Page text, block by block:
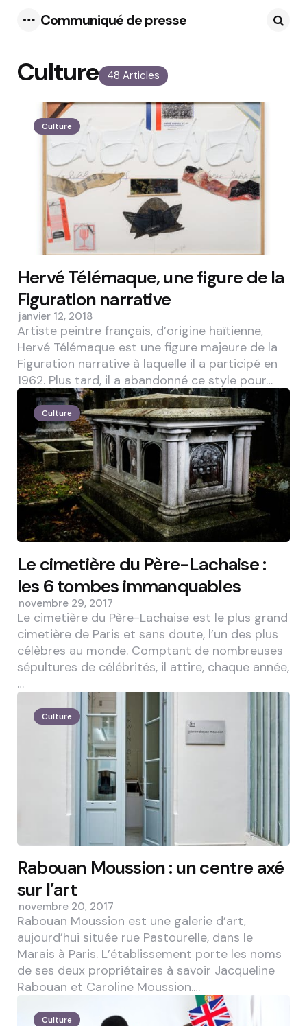
Communiqué de presse
48 Articles
Culture
Culture
Hervé Télémaque, une figure de la
Figuration narrative
janvier 12, 2018
Artiste peintre français, d’origine haïtienne,
Hervé Télémaque est une figure majeure de la
Figuration narrative à laquelle il a participé en
1962. Plus tard, il a abandonné ce style pour…
Culture
Le cimetière du Père-Lachaise :
les 6 tombes immanquables
novembre 29, 2017
Le cimetière du Père-Lachaise est le plus grand
cimetière de Paris et sans doute, l’un des plus
célèbres au monde. Comptant de nombreuses
sépultures de célébrités, il attire, chaque année,
…
Culture
Rabouan Moussion : un centre axé
sur l’art
novembre 20, 2017
Rabouan Moussion est une galerie d’art,
aujourd’hui située rue Pastourelle, dans le
Marais à Paris. L’établissement porte les noms
de ses deux propriétaires à savoir Jacqueline
Rabouan et Caroline Moussion.…
Culture